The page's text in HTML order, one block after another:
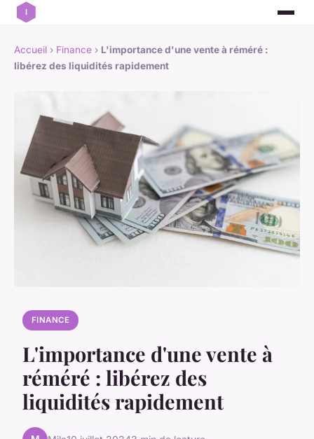
Accueil › Finance › L'importance d'une vente à réméré :
libérez des liquidités rapidement
FINANCE
L'importance d'une vente à
réméré : libérez des
liquidités rapidement